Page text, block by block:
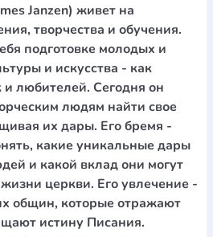
виробиМагнітиМеталеві
Настільні ігриПакети
виробиХустки
ігриРепринтиСвічки
Чохли на Библії Головні убори
Комп`ютерні ігри
ГодинникиПазли
дзвоніть за номером:+38
у Facebook
Janzen) живет на
творчества и обучения.
подготовке молодых и
и искусства - как
и любителей. Сегодня он
людям найти свое
их дары. Его бремя -
какие уникальные дары
и какой вклад они могут
церкви. Его увлечение -
общин, которые отражают
истину Писания.